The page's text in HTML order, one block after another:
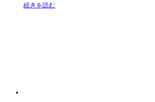
続きを読む